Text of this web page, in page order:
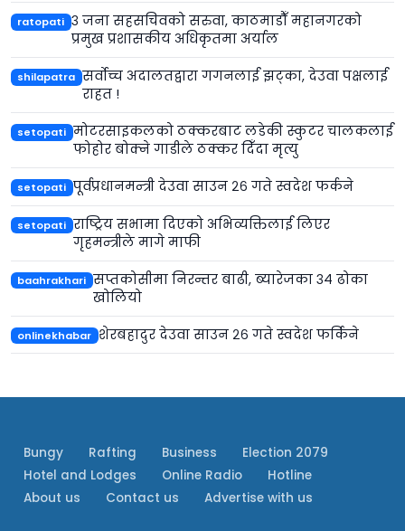
ratopati ३ जना सहसचिवको सरुवा, काठमाडौँ महानगरको
प्रमुख प्रशासकीय अधिकृतमा अर्याल
shilapatra सर्वोच्च अदालतद्वारा गगनलाई झट्का, देउवा पक्षलाई
राहत !
setopati मोटरसाइकलको ठक्करबाट लडेकी स्कुटर चालकलाई
फोहोर बोक्ने गाडीले ठक्कर दिँदा मृत्यु
setopati पूर्वप्रधानमन्त्री देउवा साउन २६ गते स्वदेश फर्कने
setopati राष्ट्रिय सभामा दिएको अभिव्यक्तिलाई लिएर
गृहमन्त्रीले मागे माफी
baahrakhari सप्तकोसीमा निरन्तर बाढी, ब्यारेजका ३४ ढोका
खोलियो
onlinekhabar शेरबहादुर देउवा साउन २६ गते स्वदेश फर्किने
Bungy Rafting Business
Election 2079
Hotel and Lodges
Online Radio
Hotline
About us
Contact us Advertise with us